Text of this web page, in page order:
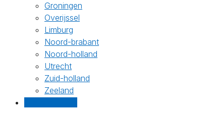
Groningen
Overijssel
Limburg
Noord-brabant
Noord-holland
Utrecht
Zuid-holland
Zeeland